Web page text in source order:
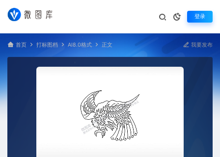
登录
首页 打标图档 AI8.0格式 正文 我要发布